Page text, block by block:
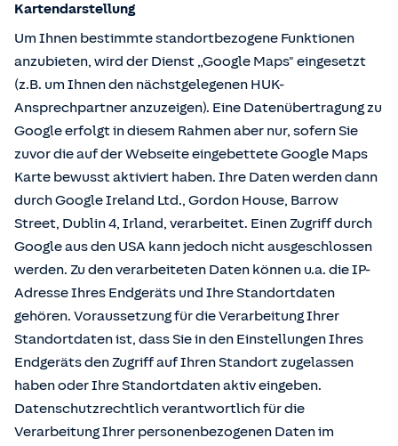
Kartendarstellung
Um Ihnen bestimmte standortbezogene Funktionen
anzubieten, wird der Dienst „Google Maps" eingesetzt
(z.B. um Ihnen den nächstgelegenen HUK-
Ansprechpartner anzuzeigen). Eine Datenübertragung zu
Google erfolgt in diesem Rahmen aber nur, sofern Sie
zuvor die auf der Webseite eingebettete Google Maps
Karte bewusst aktiviert haben. Ihre Daten werden dann
durch Google Ireland Ltd., Gordon House, Barrow
Street, Dublin 4, Irland, verarbeitet. Einen Zugriff durch
Google aus den USA kann jedoch nicht ausgeschlossen
werden. Zu den verarbeiteten Daten können u.a. die IP-
Adresse Ihres Endgeräts und Ihre Standortdaten
gehören. Voraussetzung für die Verarbeitung Ihrer
Standortdaten ist, dass Sie in den Einstellungen Ihres
Endgeräts den Zugriff auf Ihren Standort zugelassen
haben oder Ihre Standortdaten aktiv eingeben.
Datenschutzrechtlich verantwortlich für die
Verarbeitung Ihrer personenbezogenen Daten im